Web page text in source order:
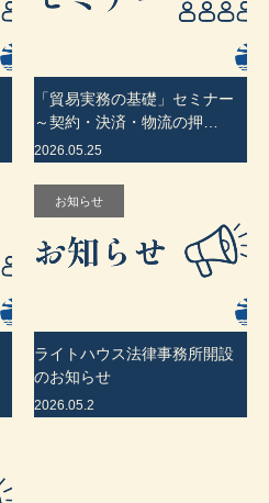
「貿易実務の基礎」セミナー
～契約・決済・物流の押…
2026.05.25
お知らせ
ライトハウス法律事務所開設
のお知らせ
2026.05.2